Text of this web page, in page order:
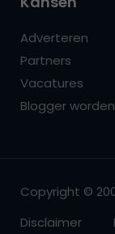
Adverteren
Partners
Vacatures
Blogger worden
Copyright ©
Disclaimer